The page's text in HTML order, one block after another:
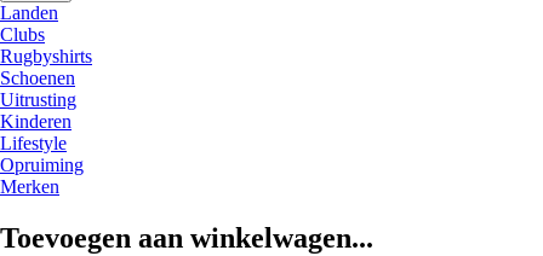
Landen
Clubs
Rugbyshirts
Schoenen
Uitrusting
Kinderen
Lifestyle
Opruiming
Merken
Toevoegen aan winkelwagen...